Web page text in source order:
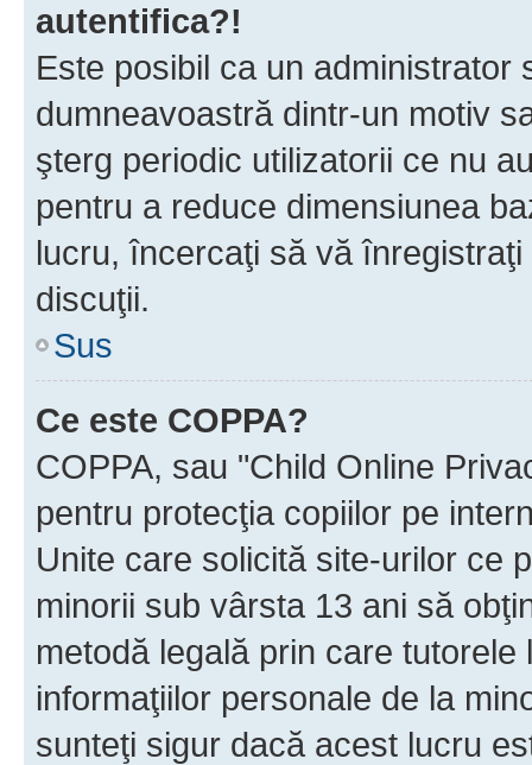
autentifica?!
Este posibil ca un
dumneavoastră dintr-un motiv
şterg periodic utilizatorii ce nu
pentru a reduce dimensiunea
lucru, încercaţi să vă
discuţii.
Sus
Ce este COPPA?
COPPA, sau "Child Online
pentru protecţia copiilor pe
Unite care solicită site-urilor ce
minorii sub vârsta 13 ani să
metodă legală prin care
informaţiilor personale de la
sunteţi sigur dacă acest lucru